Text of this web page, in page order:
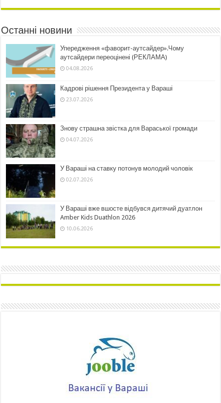
Останні новини
Упередження «фаворит-аутсайдер».Чому
аутсайдери переоцінені (РЕКЛАМА)
04.08.2026
Кадрові рішення Президента у Вараші
23.07.2026
Знову страшна звістка для Вараської громади
04.07.2026
У Вараші на ставку потонув молодий чоловік
02.07.2026
У Вараші вже вшосте відбувся дитячий дуатлон
Amber Kids Duathlon 2026
10.06.2026